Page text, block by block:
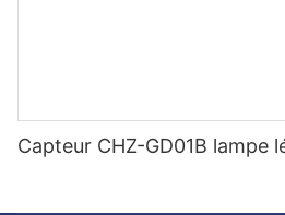
Capteur CHZ-GD01B lampe